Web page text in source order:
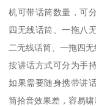
机可带话筒数量，可
四无线话筒、一拖八
二无线话筒、一拖四无
按讲话方式可分为手
如果需要随身携带讲
筒拾音效果差，容易啸